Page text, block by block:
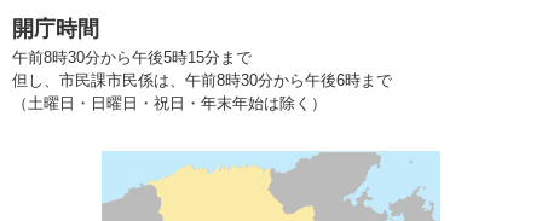
開庁時間
午前8時30分から午後5時15分まで
但し、市民課市民係は、午前8時30分から午後6時まで
（土曜日・日曜日・祝日・年末年始は除く）